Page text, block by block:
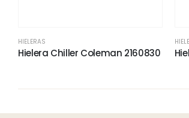
HIELERAS
Hielera Chiller Coleman 2160830